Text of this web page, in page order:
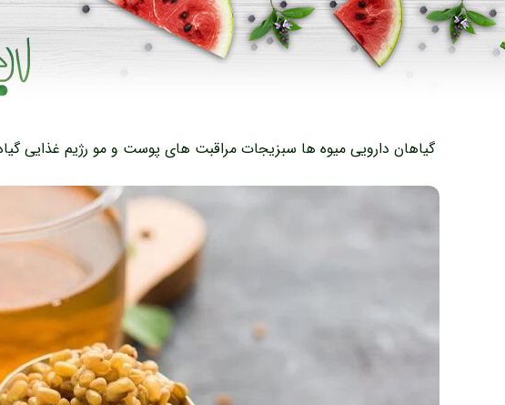
گیاهان دارویی میوه ها سبزیجات مراقبت های پوست و مو رژیم غذایی